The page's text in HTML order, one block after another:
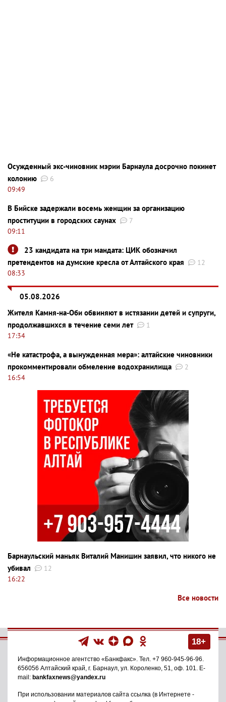
Осужденный экс-чиновник мэрии Барнаула досрочно покинет
колонию
6
09:49
В Бийске задержали восемь женщин за организацию
проституции в городских саунах
7
09:11
23 кандидата на три мандата: ЦИК обозначил
претендентов на думские кресла от Алтайского края
12
08:33
05.08.2026
Жителя Камня-на-Оби обвиняют в истязании детей и супруги,
продолжавшихся в течение семи лет
1
17:34
«Не катастрофа, а вынужденная мера»: алтайские чиновники
прокомментировали обмеление водохранилища
2
16:54
Барнаульский маньяк Виталий Манишин заявил, что никого не
убивал
12
16:22
Все новости
18+
Информационное агентство «Банкфакс» . Тел. +7 960-945-96-96
656056 Алтайский край, г. Барнаул ул. Короленко, 51, оф. 101
. E-
mail: bankfaxnews@yandex.ru
При использовании материалов сайта ссылка (в Интернете -